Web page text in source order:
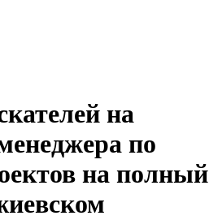
на
по
на полный